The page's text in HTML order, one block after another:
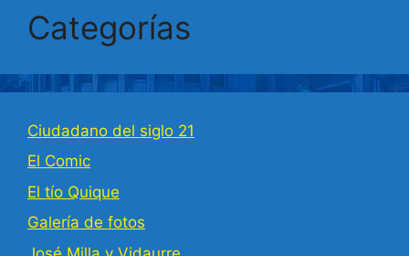
Categorías
Ciudadano del siglo 21
El Comic
El tío Quique
Galería de fotos